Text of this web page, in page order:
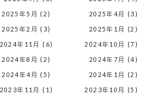
2025年5月 (2) 2025年4月 (3)
2025年2月 (3) 2025年1月 (2)
2024年11月 (6) 2024年10月 (7)
2024年8月 (2) 2024年7月 (4)
2024年4月 (5) 2024年1月 (2)
2023年11月 (1) 2023年10月 (5)